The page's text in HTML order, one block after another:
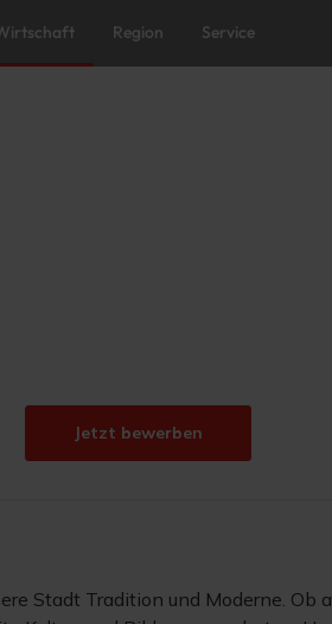
Region Service
Jetzt bewerben
Stadt Tradition und Moderne. Ob